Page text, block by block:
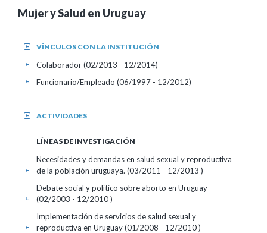
Mujer y Salud en Uruguay
VÍNCULOS CON LA INSTITUCIÓN
+
Colaborador (02/2013 - 12/2014)
+
Funcionario/Empleado (06/1997 - 12/2012)
+
ACTIVIDADES
+
LÍNEAS DE INVESTIGACIÓN
Necesidades y demandas en salud sexual y reproductiva
de la población uruguaya. (03/2011 - 12/2013 )
+
Debate social y político sobre aborto en Uruguay
(02/2003 - 12/2010 )
+
Implementación de servicios de salud sexual y
reproductiva en Uruguay (01/2008 - 12/2010 )
+